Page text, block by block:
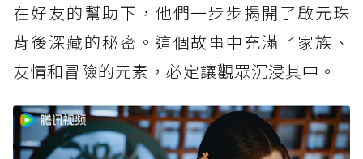
在好友的幫助下，他們一步步揭開了啟元珠
背後深藏的秘密。這個故事中充滿了家族、
友情和冒險的元素，必定讓觀眾沉浸其中。